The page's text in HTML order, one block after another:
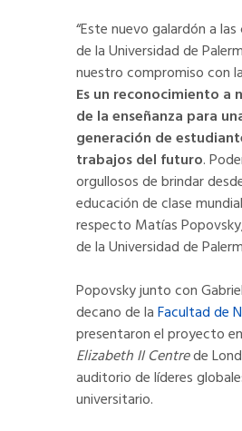
“Este nuevo galardón a
de la Universidad de
nuestro compromiso con
Es un reconocimiento a
de la enseñanza para
generación de
trabajos del futuro.
orgullosos de brindar
educación de clase
respecto Matías
de la Universidad de
Popovsky junto con
decano de laFacultad de
presentaron el proyecto
Elizabeth II Centrede
auditorio de líderes
universitario.